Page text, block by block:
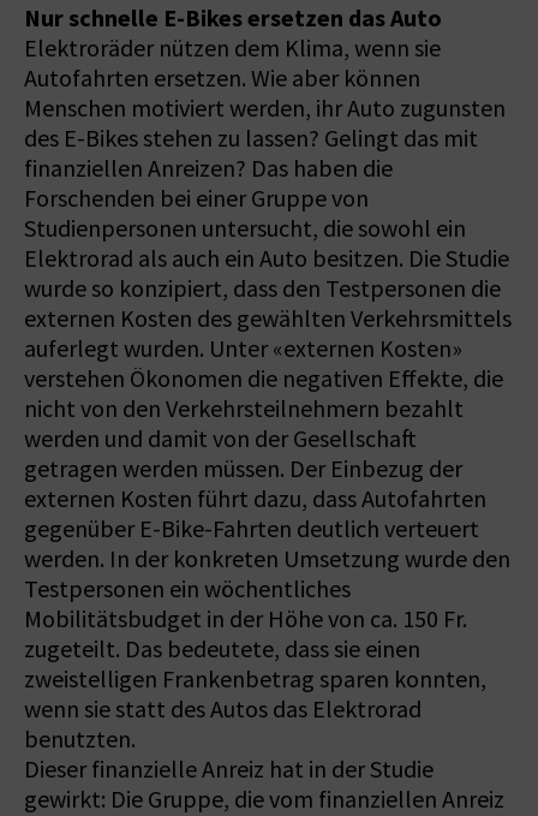
Nur schnelle E-Bikes ersetzen das Auto
Elektroräder nützen dem Klima, wenn sie
Autofahrten ersetzen. Wie aber können
Menschen motiviert werden, ihr Auto zugunsten
des E-Bikes stehen zu lassen? Gelingt das mit
finanziellen Anreizen? Das haben die
Forschenden bei einer Gruppe von
Studienpersonen untersucht, die sowohl ein
Elektrorad als auch ein Auto besitzen. Die Studie
wurde so konzipiert, dass den Testpersonen die
externen Kosten des gewählten Verkehrsmittels
auferlegt wurden. Unter «externen Kosten»
verstehen Ökonomen die negativen Effekte, die
nicht von den Verkehrsteilnehmern bezahlt
werden und damit von der Gesellschaft
getragen werden müssen. Der Einbezug der
externen Kosten führt dazu, dass Autofahrten
gegenüber E-Bike-Fahrten deutlich verteuert
werden. In der konkreten Umsetzung wurde den
Testpersonen ein wöchentliches
Mobilitätsbudget in der Höhe von ca. 150 Fr.
zugeteilt. Das bedeutete, dass sie einen
zweistelligen Frankenbetrag sparen konnten,
wenn sie statt des Autos das Elektrorad
benutzten.
Dieser finanzielle Anreiz hat in der Studie
gewirkt: Die Gruppe, die vom finanziellen Anreiz